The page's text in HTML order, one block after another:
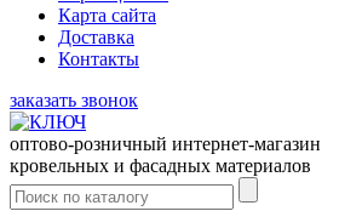
Карта сайта
Доставка
Контакты
заказать звонок
оптово-розничный интернет-магазин
кровельных и фасадных материалов